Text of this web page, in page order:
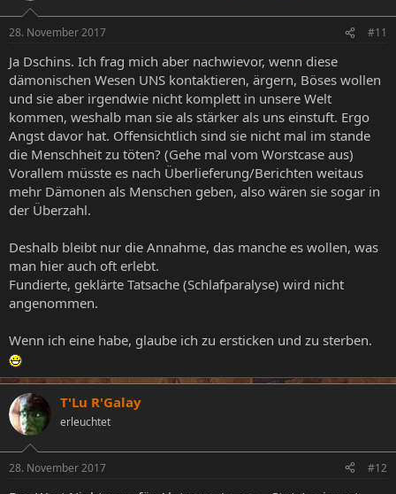
28. November 2017 #11
Ja Dschins. Ich frag mich aber nachwievor, wenn diese
dämonischen Wesen UNS kontaktieren, ärgern, Böses wollen
und sie aber irgendwie nicht komplett in unsere Welt
kommen, weshalb man sie als stärker als uns einstuft. Ergo
Angst davor hat. Offensichtlich sind sie nicht mal im stande
die Menschheit zu töten? (Gehe mal vom Worstcase aus)
Vorallem müsste es nach Überlieferung/Berichten weitaus
mehr Dämonen als Menschen geben, also wären sie sogar in
der Überzahl.
Deshalb bleibt nur die Annahme, das manche es wollen, was
man hier auch oft erlebt.
Fundierte, geklärte Tatsache (Schlafparalyse) wird nicht
angenommen.
Wenn ich eine habe, glaube ich zu ersticken und zu sterben.
T'Lu R'Galay
erleuchtet
28. November 2017 #12